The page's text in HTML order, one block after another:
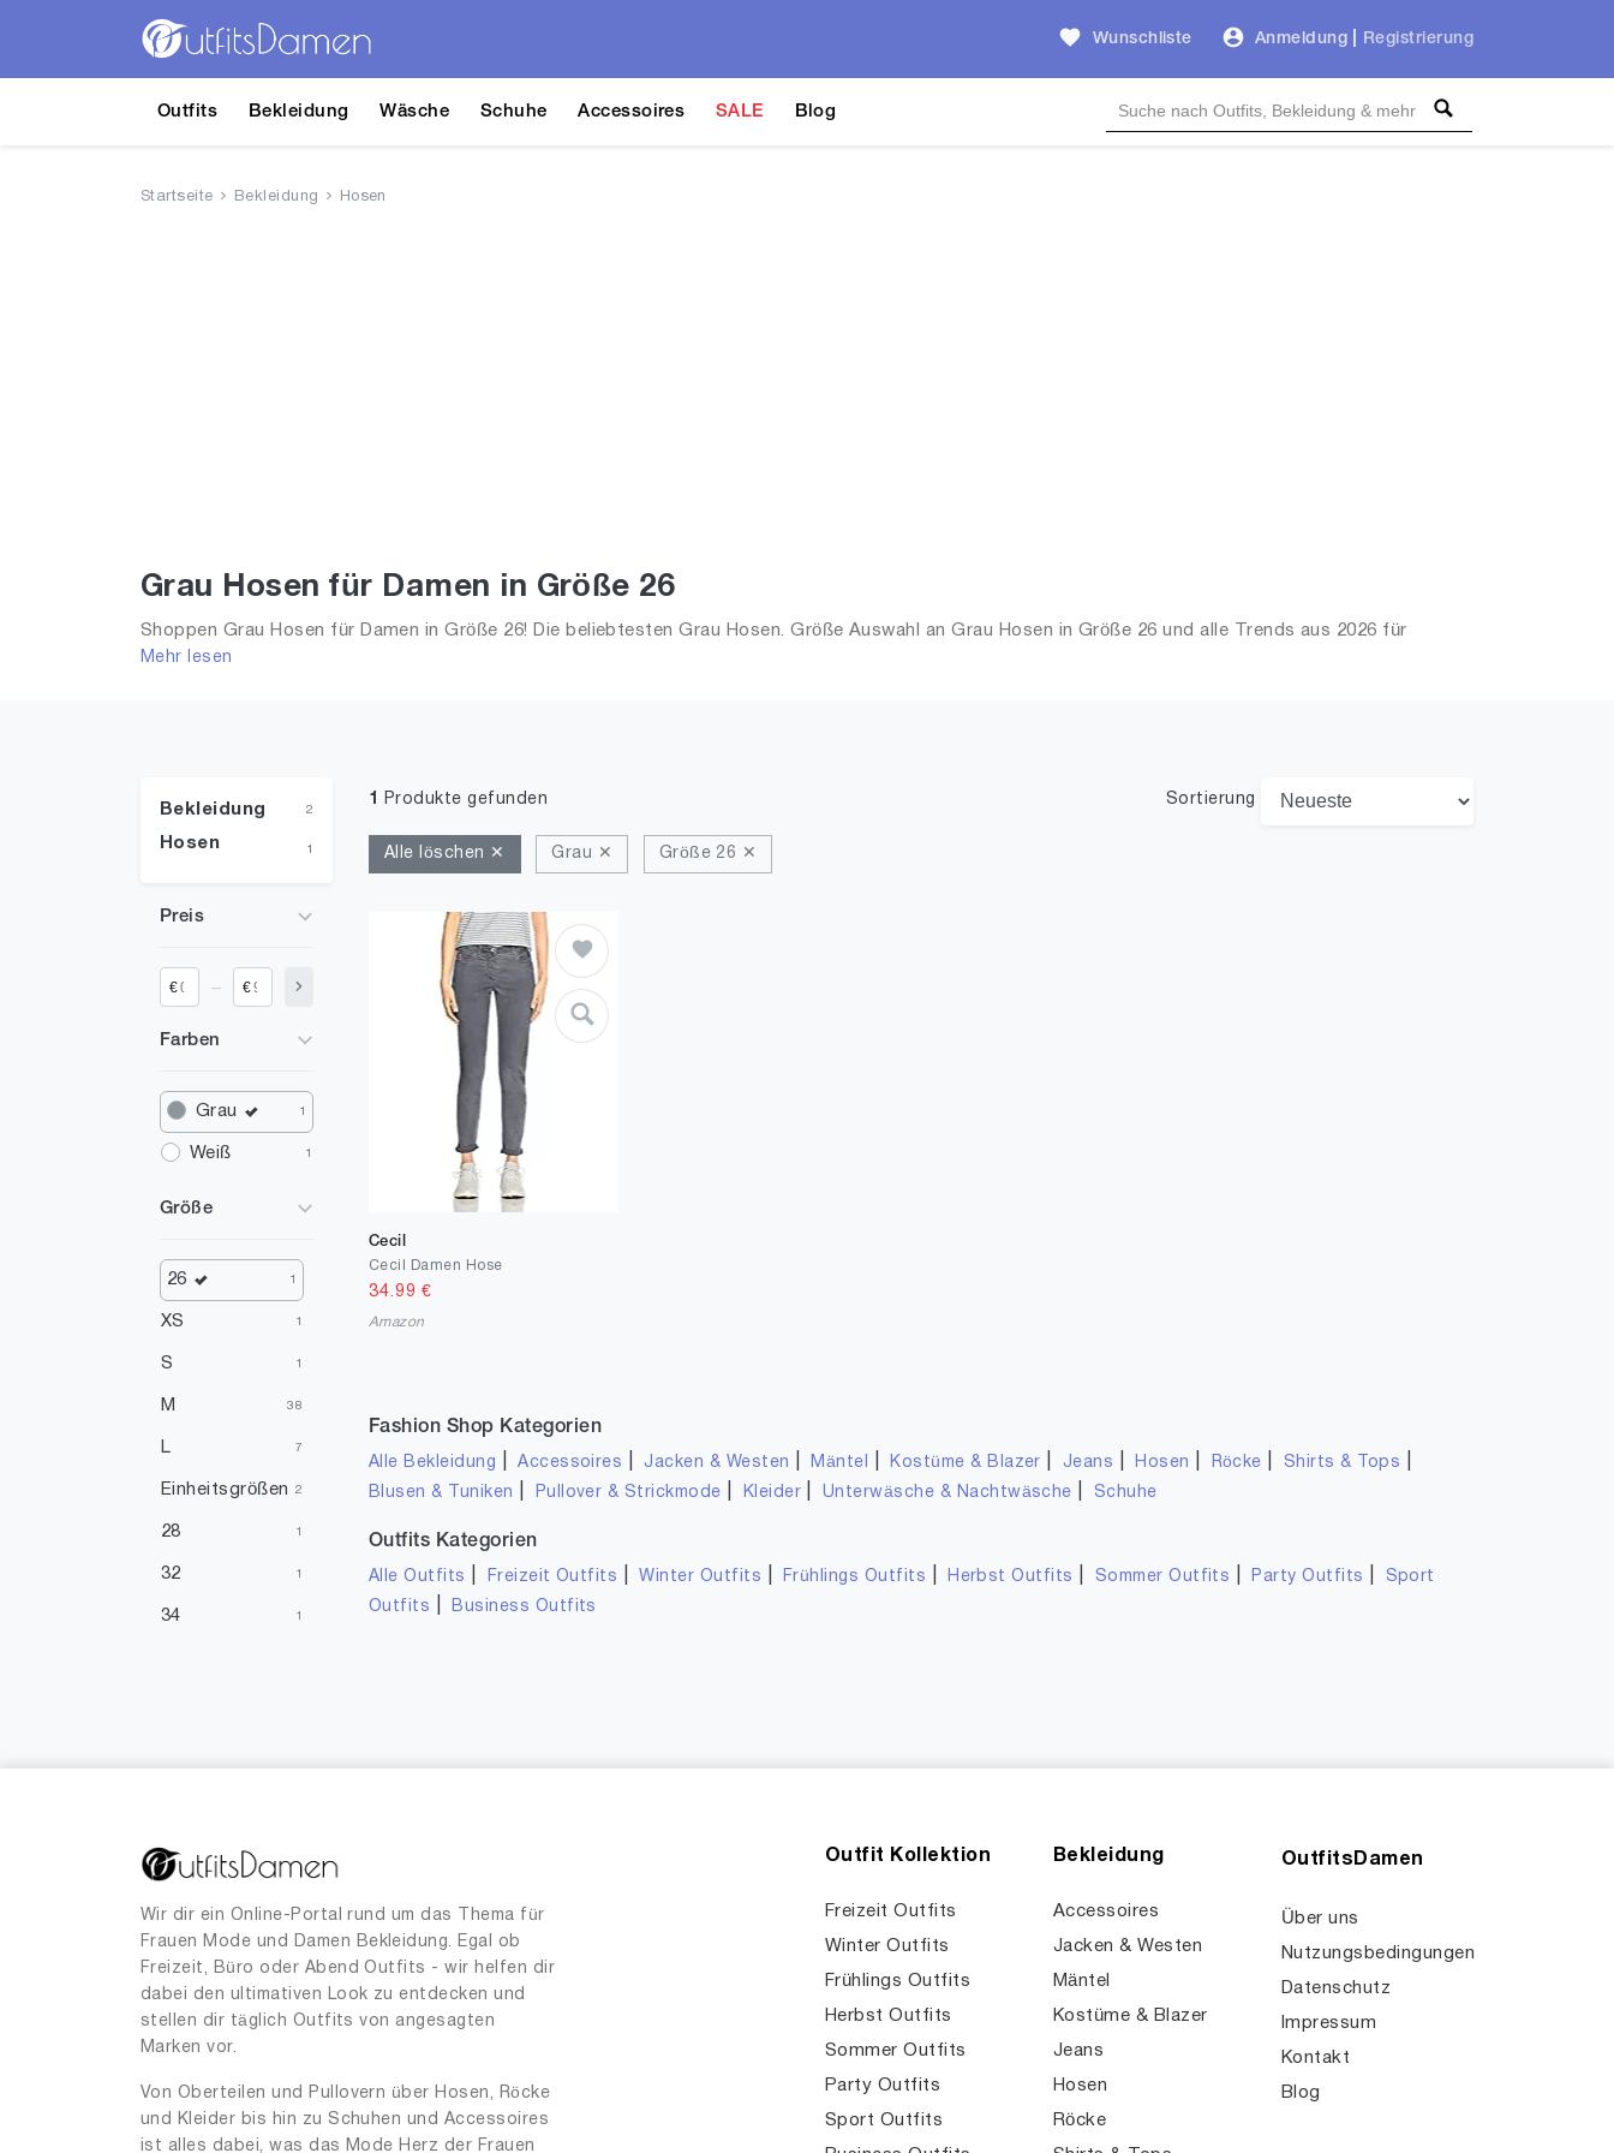
Wunschliste Anmeldung Registrierung
Outfits Bekleidung Wäsche Schuhe Accessoires SALE Blog
Startseite Bekleidung Hosen
Grau Hosen für Damen in Größe 26
Shoppen Grau Hosen für Damen in Größe 26! Die beliebtesten Grau Hosen. Größe Auswahl an Grau Hosen in Größe 26 und alle Trends aus 2026 für
Frauen!
Mehr lesen
Bekleidung 2
Hosen 1
Preis
€ €
Farben
Grau 1
Weiß 1
Größe
26 1
XS 1
S 1
M 38
L 7
Einheitsgrößen 2
28 1
32 1
34 1
1 Produkte gefunden Sortierung
Alle löschen ✕ Grau ✕ Größe 26 ✕
Cecil
Cecil Damen Hose
34.99 €
Amazon
Fashion Shop Kategorien
Alle Bekleidung |Accessoires Jacken & Westen Mäntel Kostüme & Blazer Jeans Hosen Röcke Shirts & Tops
Blusen & Tuniken Pullover & Strickmode Kleider Unterwäsche & Nachtwäsche Schuhe
Outfits Kategorien
Alle Outfits Freizeit Outfits |Winter Outfits Frühlings Outfits Herbst Outfits Sommer Outfits Party Outfits
Sport
Outfits
Business Outfits
Wir dir ein Online-Portal rund um das Thema für
Frauen Mode und Damen Bekleidung. Egal ob
Freizeit, Büro oder Abend Outfits - wir helfen dir
dabei den ultimativen Look zu entdecken und
stellen dir täglich Outfits von angesagten
Marken vor.
Von Oberteilen und Pullovern über Hosen, Röcke
und Kleider bis hin zu Schuhen und Accessoires
ist alles dabei, was das Mode Herz der Frauen
Outfit Kollektion
Freizeit Outfits
Winter Outfits
Frühlings Outfits
Herbst Outfits
Sommer Outfits
Party Outfits
Sport Outfits
Bekleidung
Accessoires
Jacken & Westen
Mäntel
Kostüme & Blazer
Jeans
Hosen
Röcke
OutfitsDamen
Über uns
Nutzungsbedingungen
Datenschutz
Impressum
Kontakt
Blog